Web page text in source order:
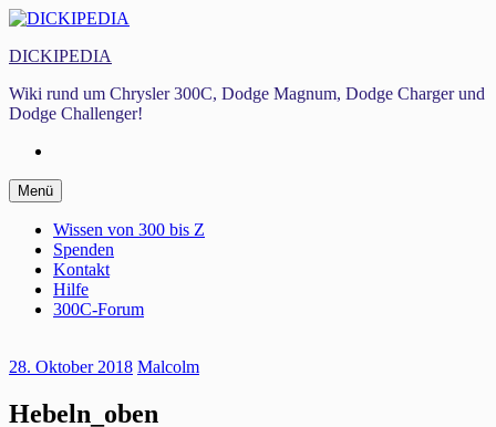
Zum
springen
DICKIPEDIA
Wiki rund um Chrysler 300C, Dodge Magnum, Dodge Charger und
Dodge Challenger!
Menü Zum
Inhalt
springen
Wissen von 300 bis Z
Spenden
Kontakt
Hilfe
300C-Forum
28. Oktober 2018 Malcolm
Hebeln_oben